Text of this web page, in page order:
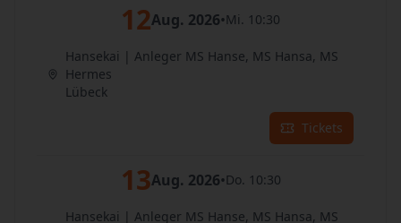
12Aug. 2026•Mi. 10:30
Hansekai | Anleger MS Hanse, MS Hansa, MS
Hermes
Lübeck
Tickets
13Aug. 2026•Do. 10:30
Hansekai | Anleger MS Hanse, MS Hansa, MS